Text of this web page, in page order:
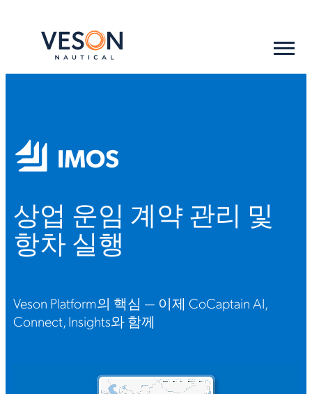
IMOS
상업 운임 계약 관리 및
항차 실행
Veson Platform의 핵심 — 이제 CoCaptain AI,
Connect, Insights와 함께